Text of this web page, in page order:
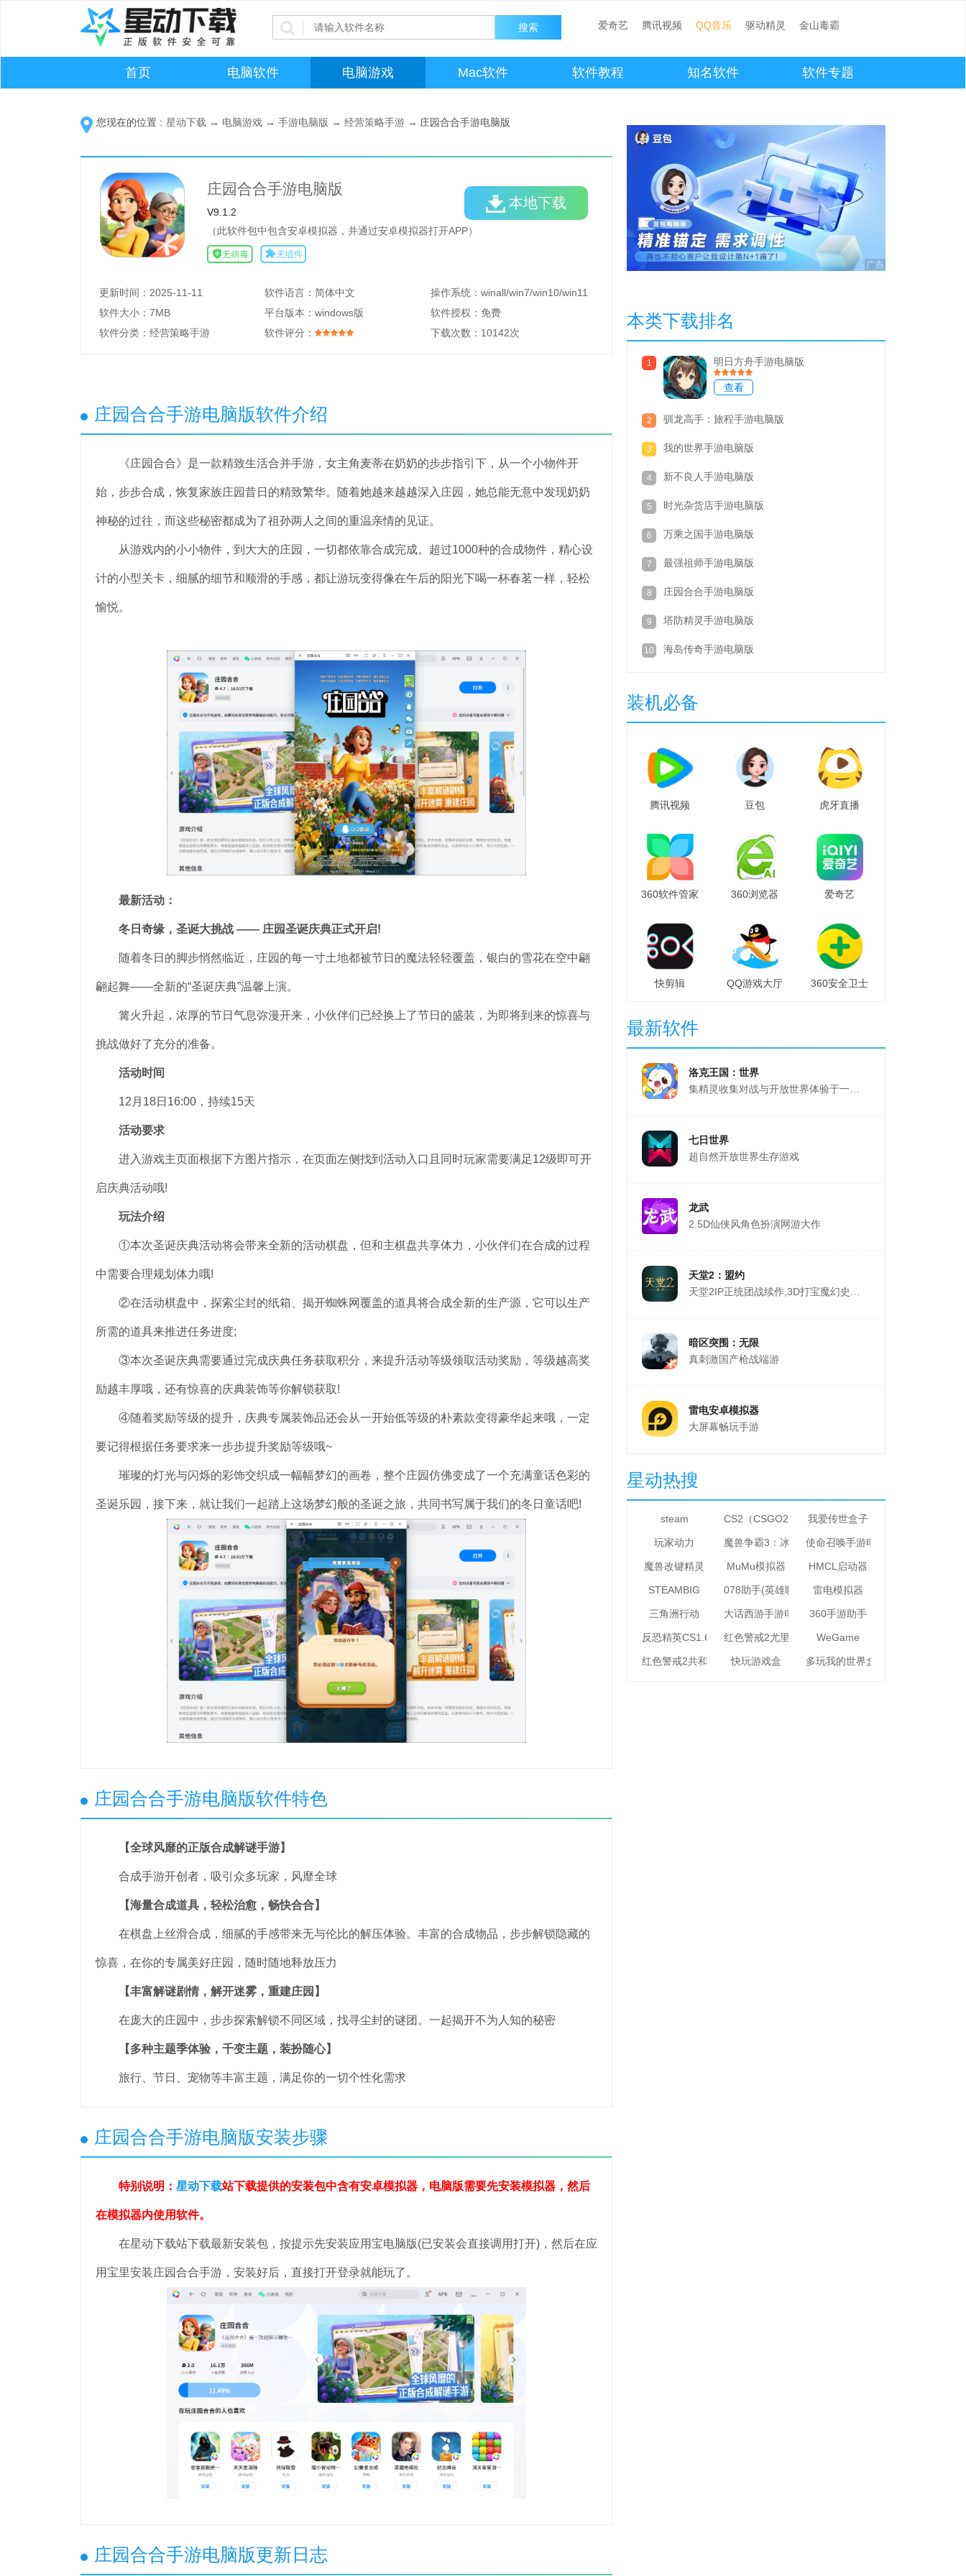
爱奇艺 腾讯视频 QQ音乐 驱动精灵 金山毒霸
首页 电脑软件 电脑游戏 Mac软件 软件教程 知名软件 软件专题
您现在的位置 : 星动下载 → 电脑游戏 → 手游电脑版 → 经营策略手游 → 庄园合合手游电脑版
庄园合合手游电脑版
V9.1.2
（此软件包中包含安卓模拟器，并通过安卓模拟器打开APP）
本地下载
更新时间： 2025-11-11 软件语言：简体中文 操作系统： winall/win7/win10/win11
软件大小： 7MB 平台版本：windows版 软件授权： 免费
软件分类： 经营策略手游 软件评分： 下载次数： 10142次
庄园合合手游电脑版软件介绍
《庄园合合》是一款精致生活合并手游，女主角麦蒂在奶奶的步步指引下，从一个小物件开
始，步步合成，恢复家族庄园昔日的精致繁华。随着她越来越越深入庄园，她总能无意中发现奶奶
神秘的过往，而这些秘密都成为了祖孙两人之间的重温亲情的见证。
从游戏内的小小物件，到大大的庄园，一切都依靠合成完成。超过1000种的合成物件，精心设
计的小型关卡，细腻的细节和顺滑的手感，都让游玩变得像在午后的阳光下喝一杯春茗一样，轻松
愉悦。
最新活动：
冬日奇缘，圣诞大挑战 —— 庄园圣诞庆典正式开启!
随着冬日的脚步悄然临近，庄园的每一寸土地都被节日的魔法轻轻覆盖，银白的雪花在空中翩
翩起舞——全新的“圣诞庆典”温馨上演。
篝火升起，浓厚的节日气息弥漫开来，小伙伴们已经换上了节日的盛装，为即将到来的惊喜与
挑战做好了充分的准备。
活动时间
12月18日16:00，持续15天
活动要求
进入游戏主页面根据下方图片指示，在页面左侧找到活动入口且同时玩家需要满足12级即可开
启庆典活动哦!
玩法介绍
①本次圣诞庆典活动将会带来全新的活动棋盘，但和主棋盘共享体力，小伙伴们在合成的过程
中需要合理规划体力哦!
②在活动棋盘中，探索尘封的纸箱、揭开蜘蛛网覆盖的道具将合成全新的生产源，它可以生产
所需的道具来推进任务进度;
③本次圣诞庆典需要通过完成庆典任务获取积分，来提升活动等级领取活动奖励，等级越高奖
励越丰厚哦，还有惊喜的庆典装饰等你解锁获取!
④随着奖励等级的提升，庆典专属装饰品还会从一开始低等级的朴素款变得豪华起来哦，一定
要记得根据任务要求来一步步提升奖励等级哦~
璀璨的灯光与闪烁的彩饰交织成一幅幅梦幻的画卷，整个庄园仿佛变成了一个充满童话色彩的
圣诞乐园，接下来，就让我们一起踏上这场梦幻般的圣诞之旅，共同书写属于我们的冬日童话吧!
庄园合合手游电脑版软件特色
【全球风靡的正版合成解谜手游】
合成手游开创者，吸引众多玩家，风靡全球
【海量合成道具，轻松治愈，畅快合合】
在棋盘上丝滑合成，细腻的手感带来无与伦比的解压体验。丰富的合成物品，步步解锁隐藏的
惊喜，在你的专属美好庄园，随时随地释放压力
【丰富解谜剧情，解开迷雾，重建庄园】
在庞大的庄园中，步步探索解锁不同区域，找寻尘封的谜团。一起揭开不为人知的秘密
【多种主题季体验，千变主题，装扮随心】
旅行、节日、宠物等丰富主题，满足你的一切个性化需求
庄园合合手游电脑版安装步骤
特别说明： 星动下载站下载提供的安装包中含有安卓模拟器，电脑版需要先安装模拟器，然后
在模拟器内使用软件。
在星动下载站下载最新安装包，按提示先安装应用宝电脑版(已安装会直接调用打开)，然后在应
用宝里安装庄园合合手游，安装好后，直接打开登录就能玩了。
庄园合合手游电脑版更新日志
本类下载排名
1 明日方舟手游电脑版
查看
2 驯龙高手：旅程手游电脑版
3 我的世界手游电脑版
4 新不良人手游电脑版
5 时光杂货店手游电脑版
6 万乘之国手游电脑版
7 最强祖师手游电脑版
8 庄园合合手游电脑版
9 塔防精灵手游电脑版
10 海岛传奇手游电脑版
装机必备
腾讯视频 豆包 虎牙直播
360软件管家 360浏览器 爱奇艺
快剪辑 QQ游戏大厅 360安全卫士
最新软件
洛克王国：世界
七日世界
超自然开放世界生存游戏
龙武
2.5D仙侠风角色扮演网游大作
天堂2：盟约
暗区突围：无限
真刺激国产枪战端游
雷电安卓模拟器
大屏幕畅玩手游
星动热搜
steam CS2（CSGO2） 我爱传世盒子
玩家动力 魔兽争霸3：冰封王座使命召唤手游电脑版
魔兽改键精灵 MuMu模拟器 HMCL启动器
STEAMBIG 078助手(英雄联盟助手)雷电模拟器
三角洲行动 大话西游手游电脑版360手游助手
反恐精英CS1.6 红色警戒2尤里的复仇WeGame
红色警戒2共和国之辉快玩游戏盒 多玩我的世界盒子